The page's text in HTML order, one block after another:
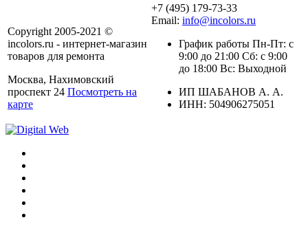
Copyright 2005-2021 ©
incolors.ru - интернет-магазин
товаров для ремонта
Москва, Нахимовский
проспект 24 Посмотреть на
карте
+7 (495) 179-73-33
Email: info@incolors.ru
График работы Пн-Пт: с
9:00 до 21:00 Сб: с 9:00
до 18:00 Вс: Выходной
ИП ШАБАНОВ А. А.
ИНН: 504906275051